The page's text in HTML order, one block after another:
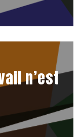
n’est